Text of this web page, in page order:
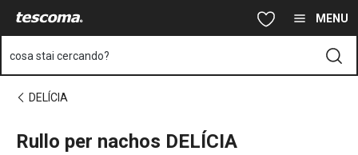
Vai al contenuto principale MENU
cosa stai cercando?
DELÍCIA
Rullo per nachos DELÍCIA